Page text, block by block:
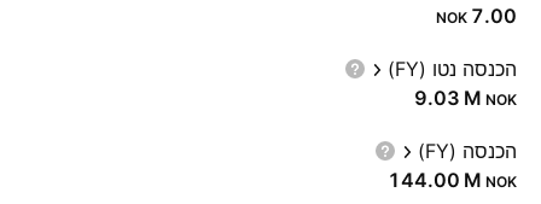
7.00
NOK
הכנסה נטו (FY)
‪9.03 M‬ NOK
הכנסה (FY)
‪144.00 M‬ NOK